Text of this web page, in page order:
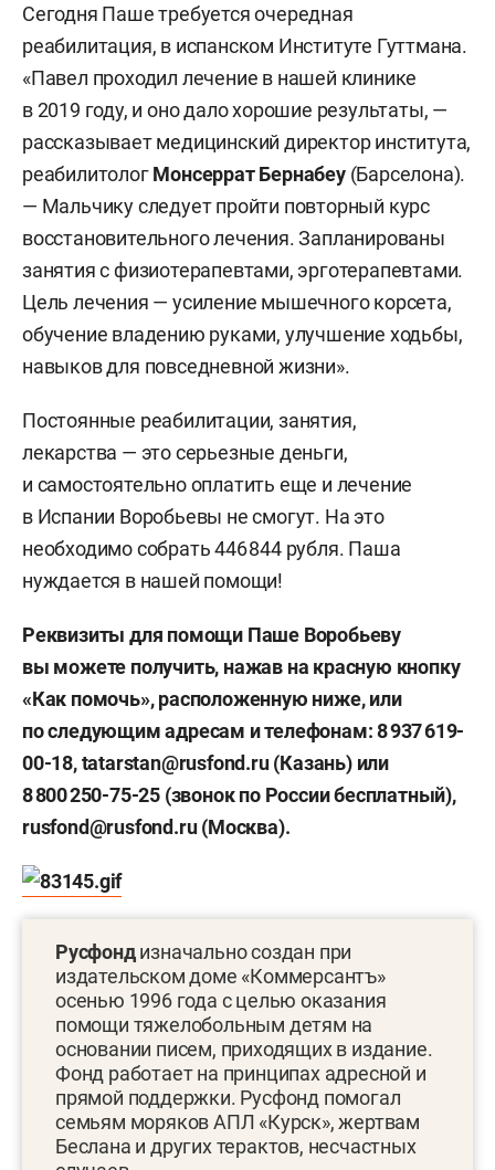
Сегодня Паше требуется очередная
реабилитация, в испанском Институте Гуттмана.
«Павел проходил лечение в нашей клинике
в 2019 году, и оно дало хорошие результаты, —
рассказывает медицинский директор института,
реабилитологМонсеррат Бернабеу(Барселона).
— Мальчику следует пройти повторный курс
восстановительного лечения. Запланированы
занятия с физиотерапевтами, эрготерапевтами.
Цель лечения — усиление мышечного корсета,
обучение владению руками, улучшение ходьбы,
навыков для повседневной жизни».
Постоянные реабилитации, занятия,
лекарства — это серьезные деньги,
и самостоятельно оплатить еще и лечение
в Испании Воробьевы не смогут. На это
необходимо собрать 446 844 рубля. Паша
нуждается в нашей помощи!
Реквизиты для помощи Паше Воробьеву
вы можете получить, нажав на красную кнопку
«Как помочь», расположенную ниже, или
по следующим адресам и телефонам: 8 937 619-
00-18, tatarstan@rusfond.ru (Казань) или
8 800 250-75-25 (звонок по России бесплатный),
rusfond@rusfond.ru (Москва).
Русфондизначально создан при
издательском доме «Коммерсантъ»
осенью 1996 года с целью оказания
помощи тяжелобольным детям на
основании писем, приходящих в издание.
Фонд работает на принципах адресной и
прямой поддержки. Русфонд помогал
семьям моряков АПЛ «Курск», жертвам
Беслана и других терактов, несчастных